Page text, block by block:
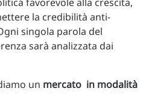
la credibilità anti-
singola parola del
sarà analizzata dai
un mercato in modalità